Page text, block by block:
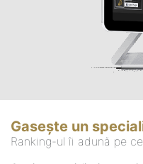
Gasește un
Ranking-ul îi adună pe